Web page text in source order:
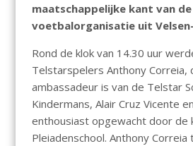
maatschappelijke kant van
voetbalorganisatie uit
Rond de klok van 14.30 uur
Telstarspelers Anthony Correia,
ambassadeur is van de Telstar
Kindermans, Alair Cruz Vicente
enthousiast opgewacht door de
Pleiadenschool. Anthony